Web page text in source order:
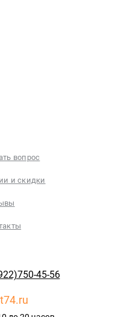
вопрос
и скидки
45-56